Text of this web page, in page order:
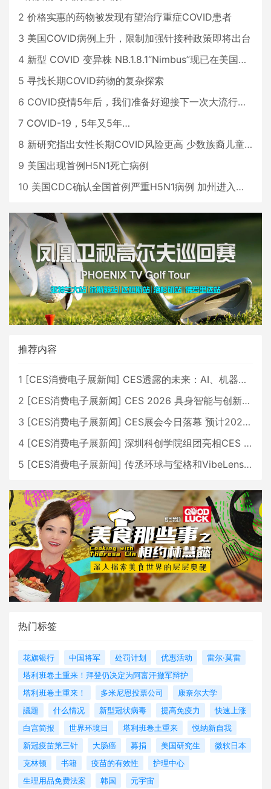
2 价格实惠的药物被发现有望治疗重症COVID患者
3 美国COVID病例上升，限制加强针接种政策即将出台
4 新型 COVID 变异株 NB.1.8.1“Nimbus”现已在美国占据主导地位
5 寻找长期COVID药物的复杂探索
6 COVID疫情5年后，我们准备好迎接下一次大流行了吗？
7 COVID-19，5年又5年…
8 新研究指出女性长期COVID风险更高 少数族裔儿童存在差异
9 美国出现首例H5N1死亡病例
10 美国CDC确认全国首例严重H5N1病例 加州进入紧急状态
推荐内容
1 [CES消费电子展新闻] CES透露的未来：AI、机器人与智能生活大爆发
2 [CES消费电子展新闻] CES 2026 具身智能与创新领域 中国公司大放异彩
3 [CES消费电子展新闻] CES展会今日落幕 预计2026行业收入将超五千亿美元
4 [CES消费电子展新闻] 深圳科创学院组团亮相CES 广受好评
5 [CES消费电子展新闻] 传丞环球与玺格和VibeLens共同推出全新耳机
热门标签
花旗银行 中国将军 处罚计划 优惠活动
雷尔·莫雷
塔利班卷土重来！拜登仍决定为阿富汗撤军辩护
塔利班卷土重来！
多米尼恩投票公司
康奈尔大学
議題
什么情况 新型冠状病毒 提高免疫力
快速上涨
白宫简报
世界环境日 塔利班卷土重来
悦纳新自我
新冠疫苗第三针
大肠癌 募捐 美国研究生
微软日本
克林顿
书籍 疫苗的有效性
护理中心
生理用品免费法案
韩国 元宇宙